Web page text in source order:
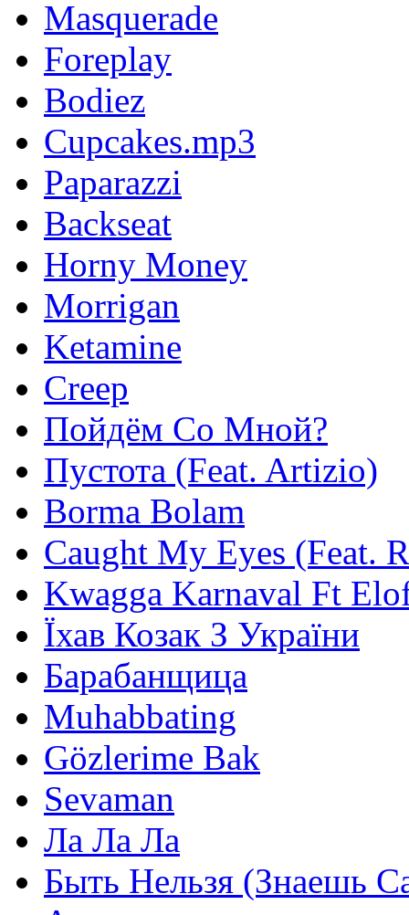
Masquerade
Foreplay
Bodiez
Cupcakes.mp3
Paparazzi
Backseat
Horny Money
Morrigan
Ketamine
Creep
Пойдём Со Мной?
Пустота (Feat. Artizio)
Borma Bolam
Caught My Eyes (Feat.
Kwagga Karnaval Ft
Їхав Козак З України
Барабанщица
Muhabbating
Gözlerime Bak
Sevaman
Ла Ла Ла
Быть Нельзя (Знаешь